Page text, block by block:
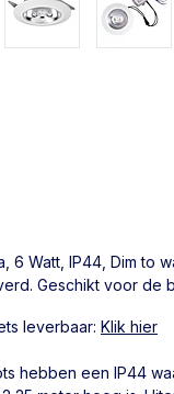
6 Watt, IP44, Dim to
Geschikt voor de
leverbaar: Klik hier
hebben een IP44